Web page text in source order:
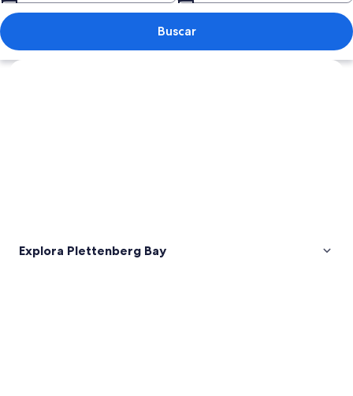
Buscar
Explorar mapa
Explora Plettenberg Bay